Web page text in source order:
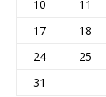
10
11
17
18
24
25
31